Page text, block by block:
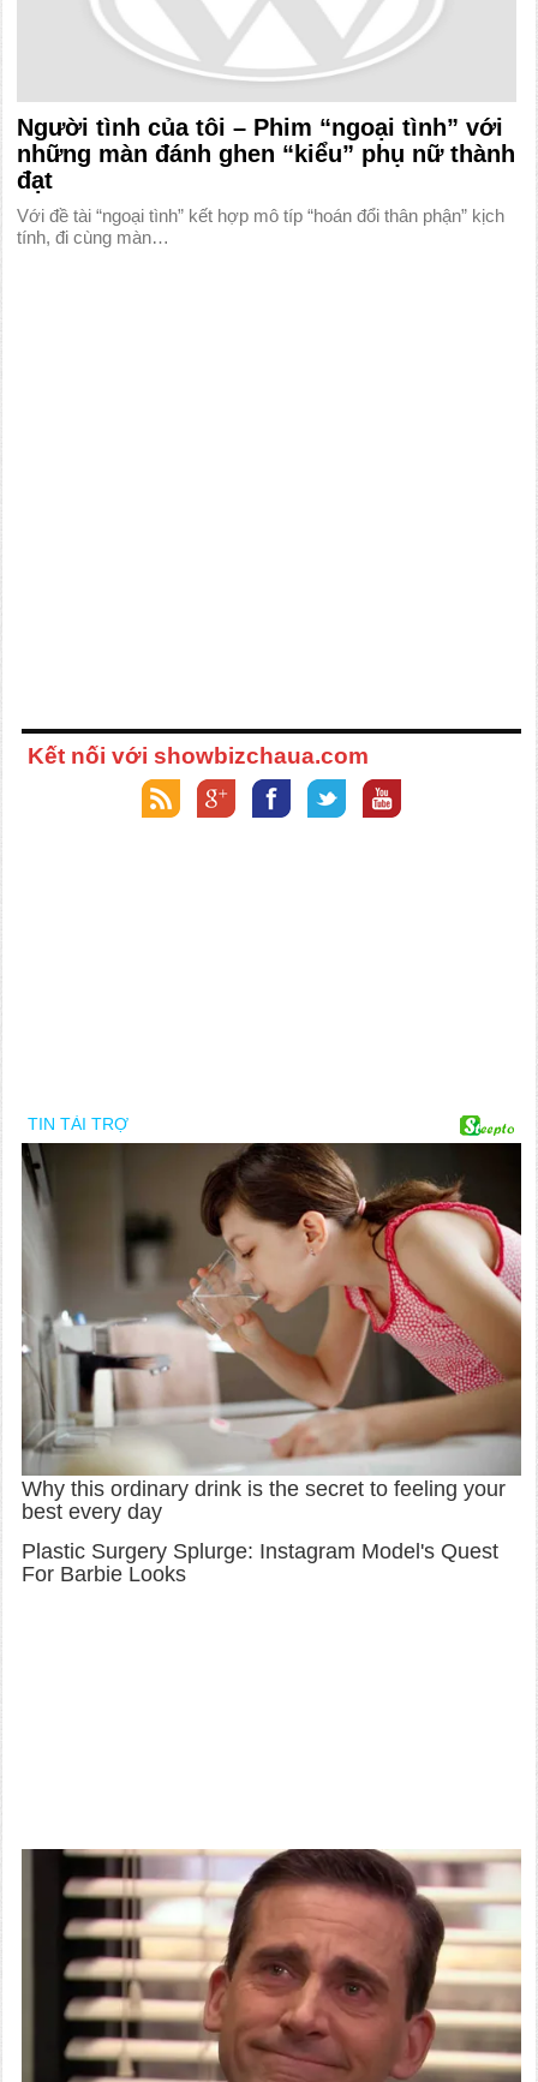
Người tình của tôi – Phim “ngoại tình” với
những màn đánh ghen “kiểu” phụ nữ thành
đạt
Với đề tài “ngoại tình” kết hợp mô típ “hoán đổi thân phận” kịch
tính, đi cùng màn…
Kết nối với showbizchaua.com